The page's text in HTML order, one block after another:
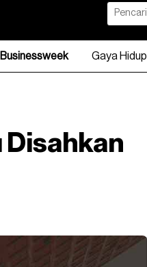
Businessweek Gaya Hidup
Disahkan